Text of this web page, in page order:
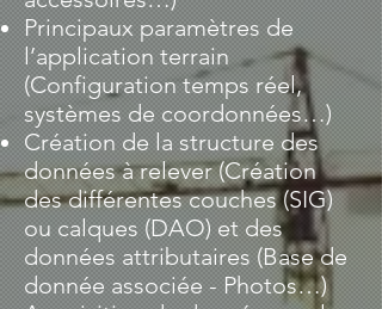
Principaux paramètres de
l’application terrain
(Configuration temps réel,
systèmes de coordonnées…)
Création de la structure des
données à relever (Création
des différentes couches (SIG)
ou calques (DAO) et des
données attributaires (Base de
donnée associée - Photos…)